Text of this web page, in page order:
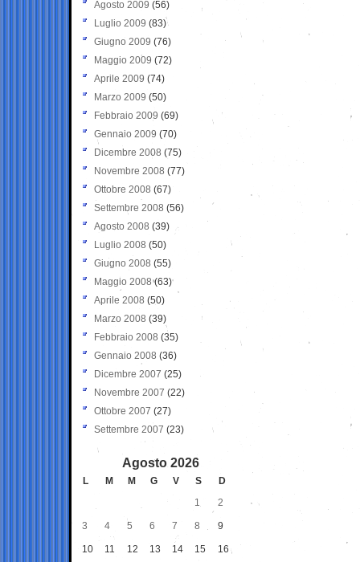
Agosto 2009 (56)
Luglio 2009 (83)
Giugno 2009 (76)
Maggio 2009 (72)
Aprile 2009 (74)
Marzo 2009 (50)
Febbraio 2009 (69)
Gennaio 2009 (70)
Dicembre 2008 (75)
Novembre 2008 (77)
Ottobre 2008 (67)
Settembre 2008 (56)
Agosto 2008 (39)
Luglio 2008 (50)
Giugno 2008 (55)
Maggio 2008(63)
Aprile 2008 (50)
Marzo 2008 (39)
Febbraio 2008 (35)
Gennaio 2008 (36)
Dicembre 2007 (25)
Novembre 2007 (22)
Ottobre 2007 (27)
Settembre 2007 (23)
Agosto 2026
L M M G V S
D
1
2
3 4 5 6 7 8 9
10 11 12 13 14 15 16